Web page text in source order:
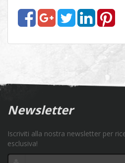
Newsletter
Iscriviti alla nostra newsletter per
esclusiva!